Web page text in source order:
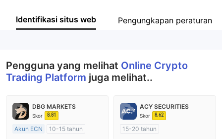
Nama perusahaan
Identifikasi situs web Pengungkapan peraturan
Pengguna yang melihat Online Crypto
Trading Platform juga melihat..
DBG MARKETS
Skor 8.81
Akun ECN
10-15 tahun
ACY SECURITIES
Skor 8.62
15-20 tahun